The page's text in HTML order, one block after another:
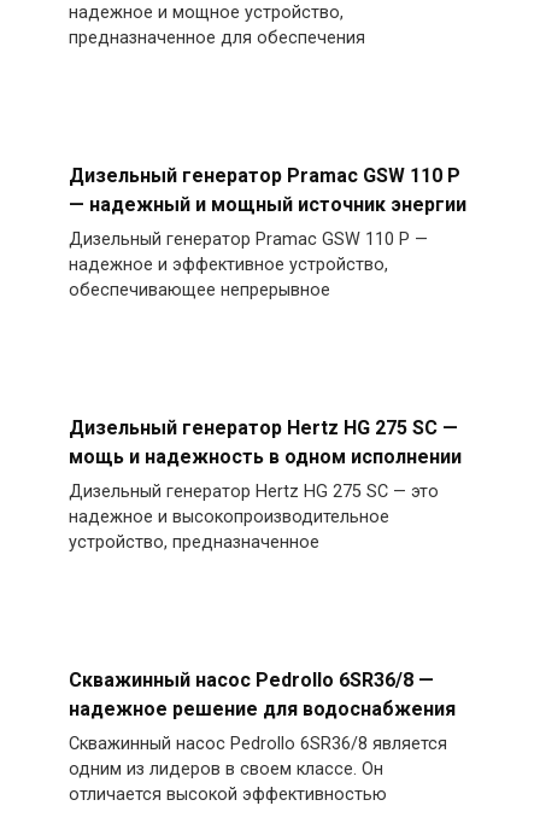
надежное и мощное устройство,
предназначенное для обеспечения
Дизельный генератор Pramac GSW 110 P
— надежный и мощный источник энергии
Дизельный генератор Pramac GSW 110 P —
надежное и эффективное устройство,
обеспечивающее непрерывное
Дизельный генератор Hertz HG 275 SC —
мощь и надежность в одном исполнении
Дизельный генератор Hertz HG 275 SC — это
надежное и высокопроизводительное
устройство, предназначенное
Скважинный насос Pedrollo 6SR36/8 —
надежное решение для водоснабжения
Скважинный насос Pedrollo 6SR36/8 является
одним из лидеров в своем классе. Он
отличается высокой эффективностью